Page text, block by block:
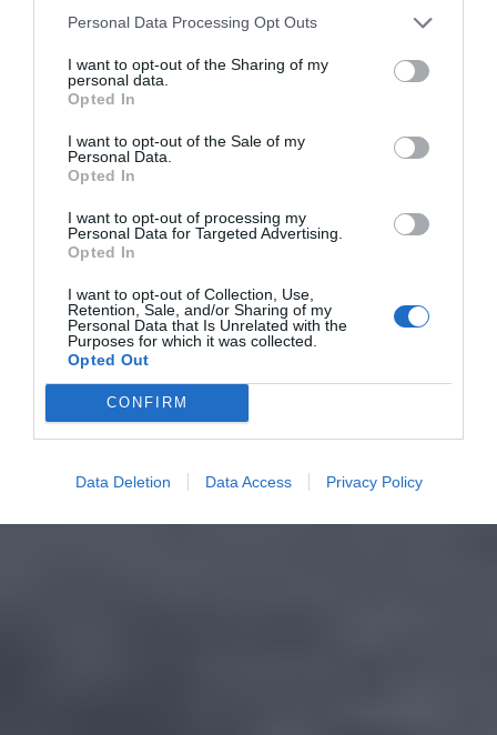
Personal Data Processing Opt Outs
I want to opt-out of the Sharing of my
personal data.
Opted In
I want to opt-out of the Sale of my
Personal Data.
Opted In
I want to opt-out of processing my
Personal Data for Targeted Advertising.
Opted In
I want to opt-out of Collection, Use,
Retention, Sale, and/or Sharing of my
Personal Data that Is Unrelated with the
Purposes for which it was collected.
Opted Out
CONFIRM
Data Deletion Data Access Privacy Policy